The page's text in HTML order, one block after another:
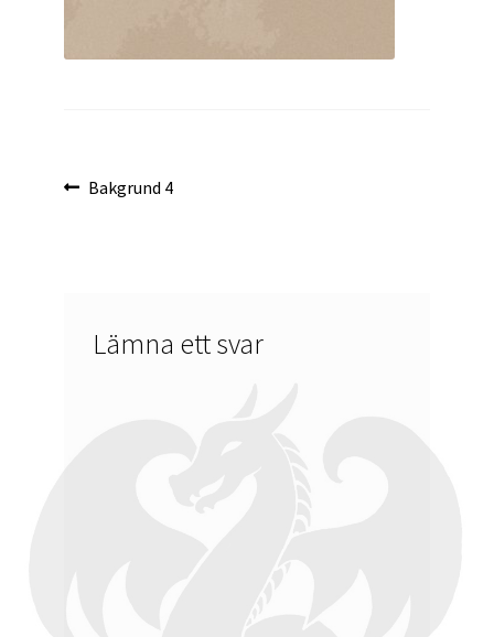
Inläggsnavigering
Föregående
Bakgrund 4
Lämna ett svar